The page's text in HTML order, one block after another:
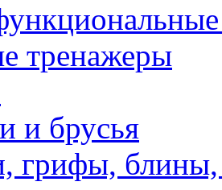
тренажеры
и брусья
грифы, блины,